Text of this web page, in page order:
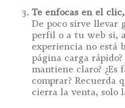
Te enfocas en el
De poco sirve llevar
perfil o a tu web si,
experiencia no está
página carga rápido?
mantiene claro?
comprar? Recuerda
cierra la venta, solo